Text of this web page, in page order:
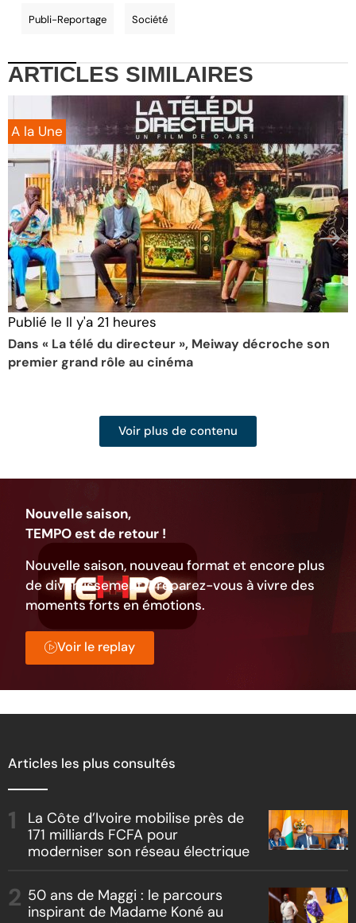
Publi-Reportage Société
ARTICLES SIMILAIRES
A la Une
Publié le Il y'a 21 heures
Dans « La télé du directeur », Meiway décroche son
premier grand rôle au cinéma
Voir plus de contenu
Nouvelle saison,
TEMPO est de retour !
Nouvelle saison, nouveau format et encore plus
de divertissement. Préparez-vous à vivre des
moments forts en émotions.
Voir le replay
Articles les plus consultés
La Côte d’Ivoire mobilise près de
171 milliards FCFA pour
moderniser son réseau électrique
50 ans de Maggi : le parcours
inspirant de Madame Koné au